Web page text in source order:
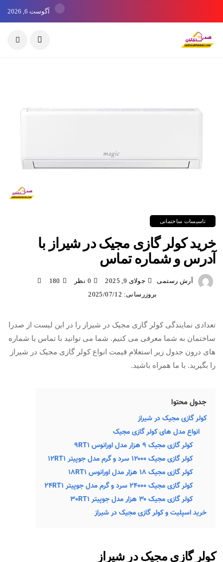
آگوست 6, 2026
تاسیسات ساختمانی
خرید کولر گازی مجیک در شیراز با
آدرس و شماره تماس
آرش رستمی جولای 9, 2025 0 نظر
180
بروزرسانی: 2025/07/12
تعدادی نمایندگی کولر گازی مجیک در شیراز را در این لیست از صدرا
ساختمان به شما معرفی می کنیم. شما می توانید با تماس با شماره
های درون جدول زیر استعلام قیمت انواع کولر گازی مجیک در شیراز
را بگیرید. با ما همراه باشید.
جدول محتوا
کولر گازی مجیک در شیراز
انواع مدل های کولر گازی مجیک
کولر گازی مجیک ۹ هزار مدل اورانوس 9RT1
کولر گازی مجیک ۱۲۰۰۰ سرد و گرم مدل جوپیتر ۱۲RT1
کولر گازی مجیک ۱۸ هزار مدل اورانوس 18RT1
کولر گازی مجیک ۲۴۰۰۰ سرد و گرم مدل جوپیتر ۲۴RT1
کولر گازی مجیک ۳۰ هزار مدل جوپیتر 30RT1
خرید اسپلیت و کولر گازی مجیک در شیراز
کولر گازی مجیک در شیراز